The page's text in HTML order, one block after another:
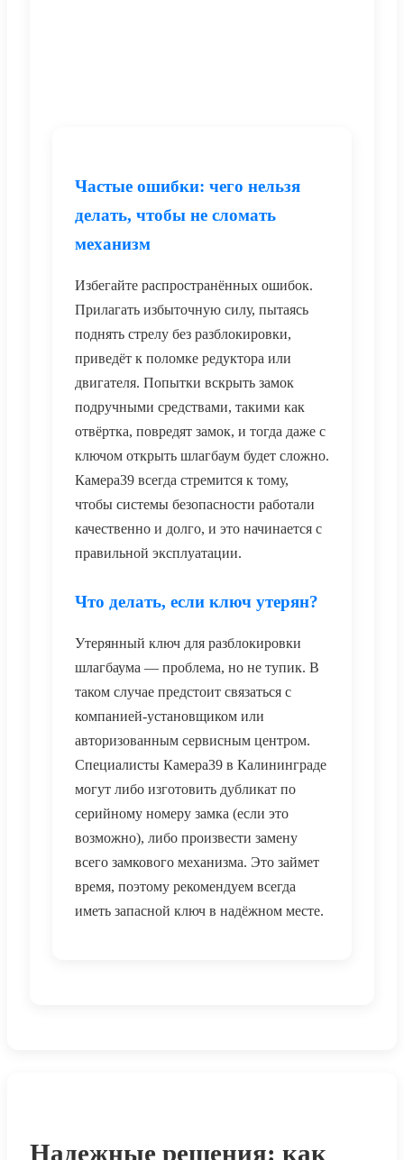
Частые ошибки: чего нельзя
делать, чтобы не сломать
механизм
Избегайте распространённых ошибок.
Прилагать избыточную силу, пытаясь
поднять стрелу без разблокировки,
приведёт к поломке редуктора или
двигателя. Попытки вскрыть замок
подручными средствами, такими как
отвёртка, повредят замок, и тогда даже с
ключом открыть шлагбаум будет сложно.
Камера39 всегда стремится к тому,
чтобы системы безопасности работали
качественно и долго, и это начинается с
правильной эксплуатации.
Что делать, если ключ утерян?
Утерянный ключ для разблокировки
шлагбаума — проблема, но не тупик. В
таком случае предстоит связаться с
компанией-установщиком или
авторизованным сервисным центром.
Специалисты Камера39 в Калининграде
могут либо изготовить дубликат по
серийному номеру замка (если это
возможно), либо произвести замену
всего замкового механизма. Это займет
время, поэтому рекомендуем всегда
иметь запасной ключ в надёжном месте.
Надежные решения: как